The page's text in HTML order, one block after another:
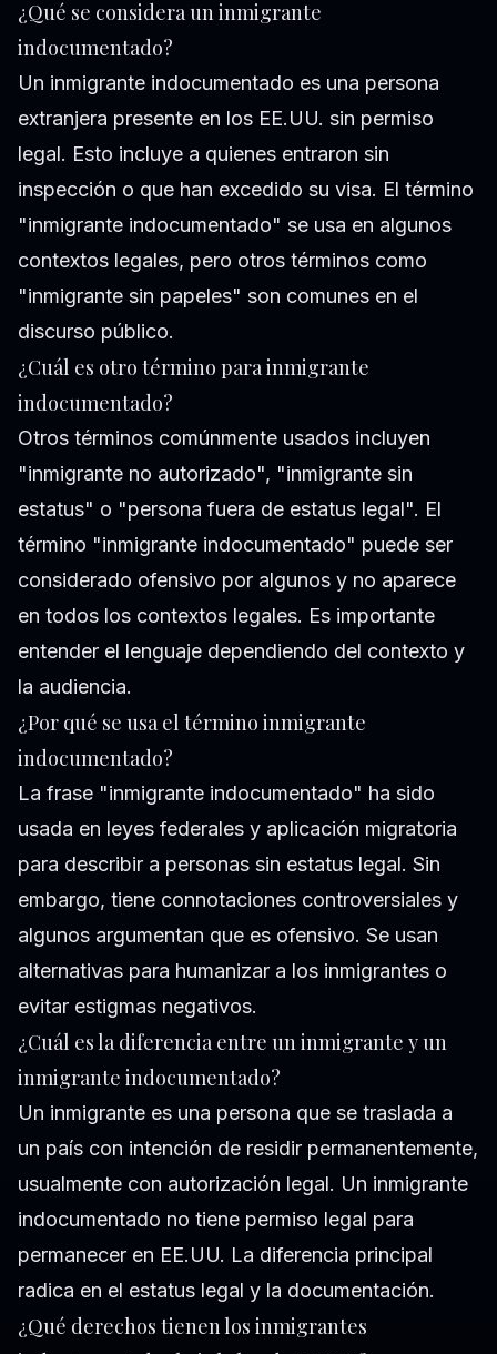
¿Qué se considera un inmigrante
indocumentado?
Un inmigrante indocumentado es una persona
extranjera presente en los EE.UU. sin permiso
legal. Esto incluye a quienes entraron sin
inspección o que han excedido su visa. El término
"inmigrante indocumentado" se usa en algunos
contextos legales, pero otros términos como
"inmigrante sin papeles" son comunes en el
discurso público.
¿Cuál es otro término para inmigrante
indocumentado?
Otros términos comúnmente usados incluyen
"inmigrante no autorizado", "inmigrante sin
estatus" o "persona fuera de estatus legal". El
término "inmigrante indocumentado" puede ser
considerado ofensivo por algunos y no aparece
en todos los contextos legales. Es importante
entender el lenguaje dependiendo del contexto y
la audiencia.
¿Por qué se usa el término inmigrante
indocumentado?
La frase "inmigrante indocumentado" ha sido
usada en leyes federales y aplicación migratoria
para describir a personas sin estatus legal. Sin
embargo, tiene connotaciones controversiales y
algunos argumentan que es ofensivo. Se usan
alternativas para humanizar a los inmigrantes o
evitar estigmas negativos.
¿Cuál es la diferencia entre un inmigrante y un
inmigrante indocumentado?
Un inmigrante es una persona que se traslada a
un país con intención de residir permanentemente,
usualmente con autorización legal. Un inmigrante
indocumentado no tiene permiso legal para
permanecer en EE.UU. La diferencia principal
radica en el estatus legal y la documentación.
¿Qué derechos tienen los inmigrantes